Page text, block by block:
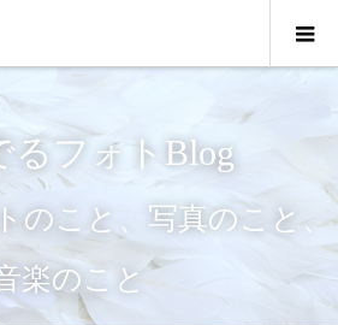
るフォトBlog
のこと、写真のこと、
楽のこと